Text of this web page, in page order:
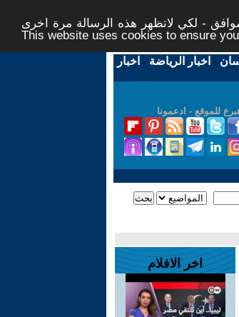
- لكي لاتظهر هذه الرسالة مرة اخرى -
This website uses cookies to ensure
- اخبار الرياضة - اخبار
للموقع - ادعمونا
اخر الافلام